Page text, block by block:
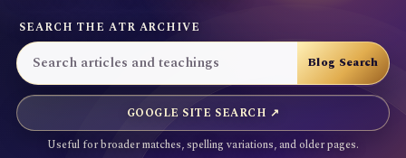
SEARCH THE ATR ARCHIVE
GOOGLE SITE SEARCH ↗
Useful for broader matches, spelling variations, and older pages.